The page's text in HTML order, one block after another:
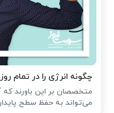
چگونه انرژی را در تمام
متخصصان بر این باورند که
می‌تواند به حفظ سطح